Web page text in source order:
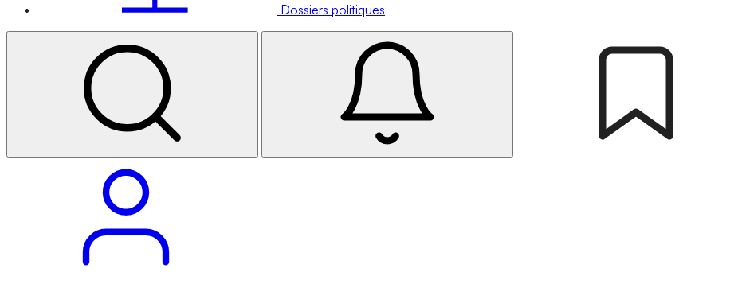
Dossiers politiques